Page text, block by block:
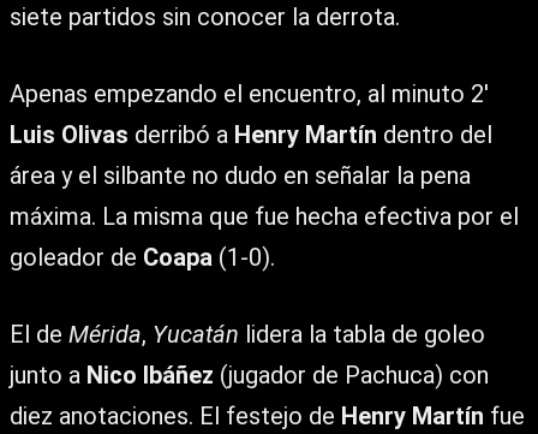
siete partidos sin conocer la derrota.
Apenas empezando el encuentro, al minuto 2′
Luis Olivas derribó a Henry Martín dentro del
área y el silbante no dudo en señalar la pena
máxima. La misma que fue hecha efectiva por el
goleador de Coapa (1-0).
El de Mérida, Yucatán lidera la tabla de goleo
junto a Nico Ibáñez (jugador de Pachuca) con
diez anotaciones. El festejo de Henry Martín fue